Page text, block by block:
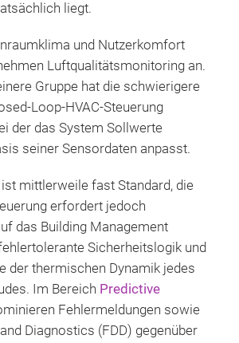
liegt.
und Nutzerkomfort
Luftqualitätsmonitoring an.
Gruppe hat die schwierigere
Loop-HVAC-Steuerung
der das System Sollwerte
seiner Sensordaten anpasst.
mittlerweile fast Standard, die
erfordert jedoch
das Building Management
Sicherheitslogik und
der thermischen Dynamik jedes
Im Bereich Predictive
Fehlermeldungen sowie
Diagnostics (FDD) gegenüber